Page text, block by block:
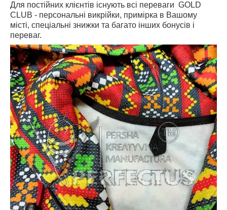
Для постійних клієнтів існують всі переваги GOLD
CLUB - персональні викрійки, примірка в Вашому
місті, спеціальні знижки та багато інших бонусів і
переваг.